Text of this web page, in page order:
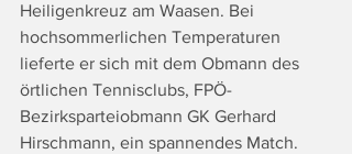
Heiligenkreuz am Waasen. Bei
hochsommerlichen Temperaturen
lieferte er sich mit dem Obmann des
örtlichen Tennisclubs, FPÖ-
Bezirksparteiobmann GK Gerhard
Hirschmann, ein spannendes Match.